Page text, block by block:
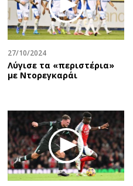
27/10/2024
Λύγισε τα «περιστέρια»
με Ντορεγκαράι